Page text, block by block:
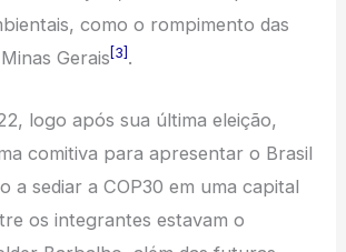
como o rompimento das
Gerais[3] .
logo após sua última eleição,
comitiva para apresentar o Brasil
a sediar a COP30 em uma capital
os integrantes estavam o